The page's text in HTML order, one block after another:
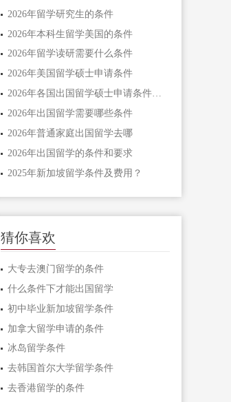
2026年留学研究生的条件
2026年本科生留学美国的条件
2026年留学读研需要什么条件
2026年美国留学硕士申请条件
2026年各国出国留学硕士申请条件解读
2026年出国留学需要哪些条件
2026年普通家庭出国留学去哪
2026年出国留学的条件和要求
2025年新加坡留学条件及费用？
猜你喜欢
大专去澳门留学的条件
什么条件下才能出国留学
初中毕业新加坡留学条件
加拿大留学申请的条件
冰岛留学条件
去韩国首尔大学留学条件
去香港留学的条件